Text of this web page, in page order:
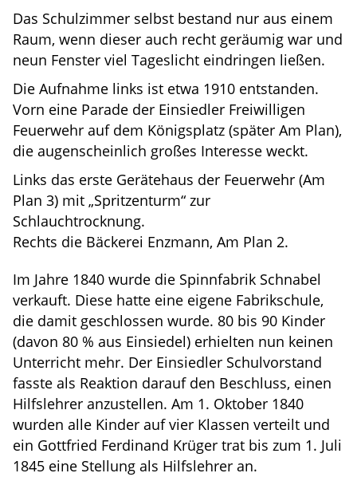
Das Schulzimmer selbst bestand nur aus einem
Raum, wenn dieser auch recht geräumig war und
neun Fenster viel Tageslicht eindringen ließen.
Die Aufnahme links ist etwa 1910 entstanden.
Vorn eine Parade der Einsiedler Freiwilligen
Feuerwehr auf dem Königsplatz (später Am Plan),
die augenscheinlich großes Interesse weckt.
Links das erste Gerätehaus der Feuerwehr (Am
Plan 3) mit „Spritzenturm“ zur
Schlauchtrocknung.
Rechts die Bäckerei Enzmann, Am Plan 2.
Im Jahre 1840 wurde die Spinnfabrik Schnabel
verkauft. Diese hatte eine eigene Fabrikschule,
die damit geschlossen wurde. 80 bis 90 Kinder
(davon 80 % aus Einsiedel) erhielten nun keinen
Unterricht mehr. Der Einsiedler Schulvorstand
fasste als Reaktion darauf den Beschluss, einen
Hilfslehrer anzustellen. Am 1. Oktober 1840
wurden alle Kinder auf vier Klassen verteilt und
ein Gottfried Ferdinand Krüger trat bis zum 1. Juli
1845 eine Stellung als Hilfslehrer an.